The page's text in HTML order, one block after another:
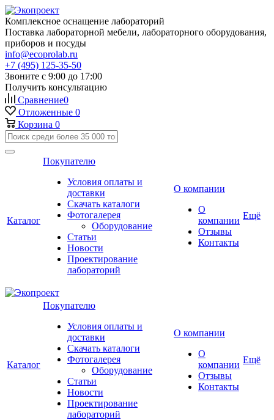
Комплексное оснащение лабораторий
Поставка лабораторной мебели, лабораторного оборудования,
приборов и посуды
info@ecoprolab.ru
+7 (495) 125-35-50
Звоните с 9:00 до 17:00
Получить консультацию
Сравнение0
Отложенные 0
Корзина 0
Каталог
Покупателю
Условия оплаты и
доставки
Скачать каталоги
Фотогалерея
Оборудование
Статьи
Новости
Проектирование
лабораторий
О компании
О
компании
Отзывы
Контакты
Ещё
Каталог
Покупателю
Условия оплаты и
доставки
Скачать каталоги
Фотогалерея
Оборудование
Статьи
Новости
Проектирование
лабораторий
О компании
О
компании
Отзывы
Контакты
Ещё